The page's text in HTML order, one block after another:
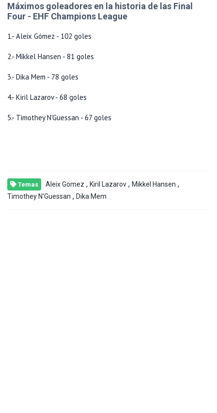
Máximos goleadores en la historia de las Final
Four - EHF Champions League
1.- Aleix Gómez - 102 goles
2.- Mikkel Hansen - 81 goles
3.- Dika Mem - 78 goles
4.- Kiril Lazarov - 68 goles
5.- Timothey N'Guessan - 67 goles
Temas Aleix Gomez , Kiril Lazarov , Mikkel Hansen ,
Timothey N'Guessan , Dika Mem